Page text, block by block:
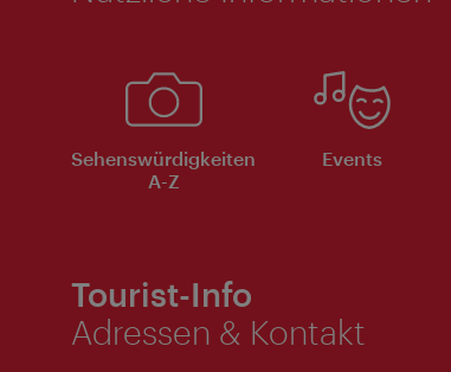
Sehenswürdigkeiten
A-Z
Events
Tourist-Info
Adressen & Kontakt